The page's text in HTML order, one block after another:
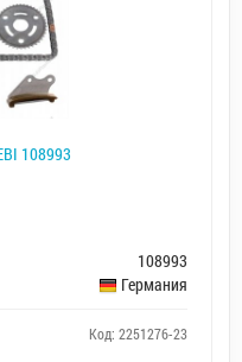
108993
108993
Германия
Код: 2251276-23